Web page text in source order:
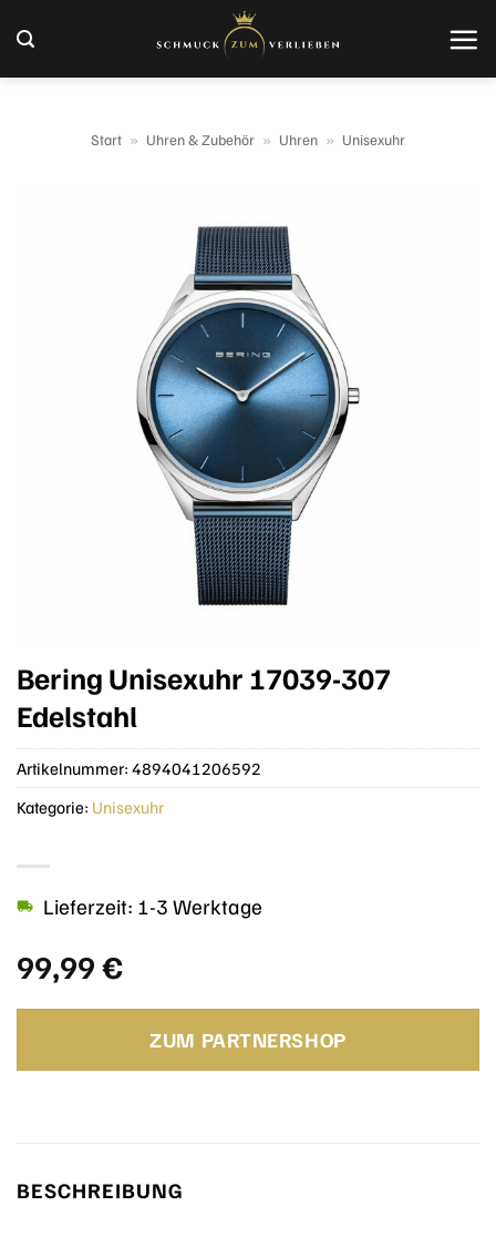
Inhalt
springen
Start » Uhren & Zubehör » Uhren » Unisexuhr
Bering Unisexuhr 17039-307
Edelstahl
99,99€
Lieferzeit: 1-3 Werktage
ZUM PARTNERSHOP
Artikelnummer: 4894041206592
Kategorie: Unisexuhr
BESCHREIBUNG